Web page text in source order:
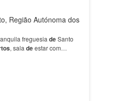
Região Autónoma dos
freguesia deSanto
, sala deestar com